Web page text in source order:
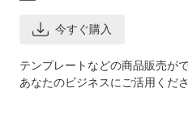
今すぐ購入
テンプレートなどの商品販売が
あなたのビジネスにご活用くださ